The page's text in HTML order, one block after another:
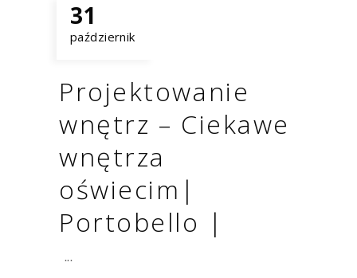
31
październik
Projektowanie
wnętrz – Ciekawe
wnętrza
oświecim|
Portobello |